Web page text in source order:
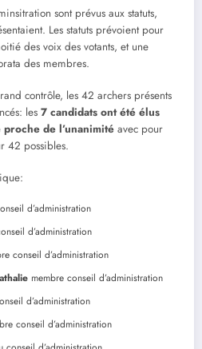
sont prévus aux statuts,
Les statuts prévoient pour
des voix des votants, et une
des membres.
contrôle, les 42 archers présents
les 7 candidats ont été élus
de l’unanimité avec pour
42 possibles.
d’administration
d’administration
conseil d’administration
membre conseil d’administration
d’administration
conseil d’administration